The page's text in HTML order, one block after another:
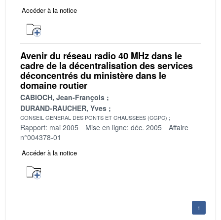
Accéder à la notice
Avenir du réseau radio 40 MHz dans le
cadre de la décentralisation des services
déconcentrés du ministère dans le
domaine routier
CABIOCH, Jean-François
DURAND-RAUCHER, Yves
CONSEIL GENERAL DES PONTS ET CHAUSSEES (CGPC)
Rapport: mai 2005 Mise en ligne: déc. 2005
Affaire
n°004378-01
Accéder à la notice
1